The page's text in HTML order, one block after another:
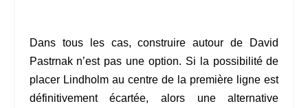
Dans tous les cas, construire autour de David
Pastrnak n’est pas une option. Si la possibilité de
placer Lindholm au centre de la première ligne est
définitivement écartée, alors une alternative